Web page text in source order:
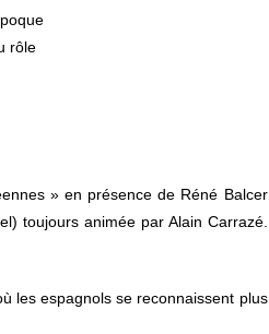
rôle
» en présence de Réné Balcer
toujours animée par Alain Carrazé.
les espagnols se reconnaissent plus